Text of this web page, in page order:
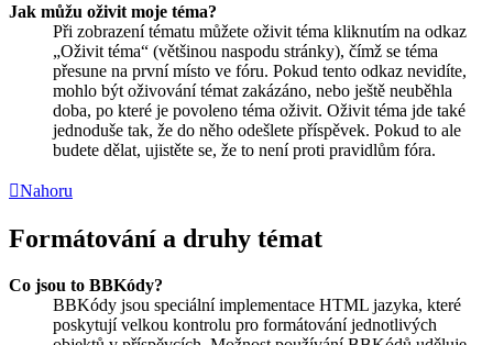
Jak můžu oživit moje téma?
Při zobrazení tématu můžete oživit téma kliknutím na odkaz
„Oživit téma“ (většinou naspodu stránky), čímž se téma
přesune na první místo ve fóru. Pokud tento odkaz nevidíte,
mohlo být oživování témat zakázáno, nebo ještě neuběhla
doba, po které je povoleno téma oživit. Oživit téma jde také
jednoduše tak, že do něho odešlete příspěvek. Pokud to ale
budete dělat, ujistěte se, že to není proti pravidlům fóra.
Nahoru
Formátování a druhy témat
Co jsou to BBKódy?
BBKódy jsou speciální implementace HTML jazyka, které
poskytují velkou kontrolu pro formátování jednotlivých